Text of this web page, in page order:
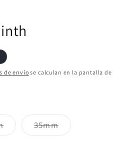
de envíose calculan en la pantalla de
Variante
agotada
35mmVariante
agotada